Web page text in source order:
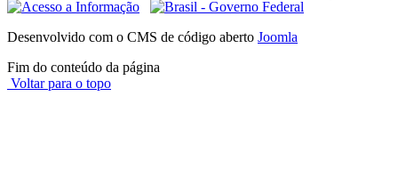
Desenvolvido com o CMS de código aberto Joomla
Fim do conteúdo da página
Voltar para o topo